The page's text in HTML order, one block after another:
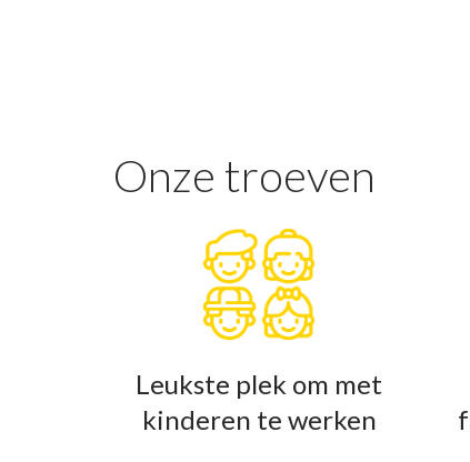
Onze troeven
Leukste plek om met
kinderen te werken